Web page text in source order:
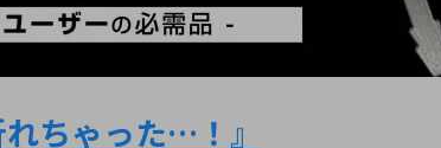
ちゃった…！』